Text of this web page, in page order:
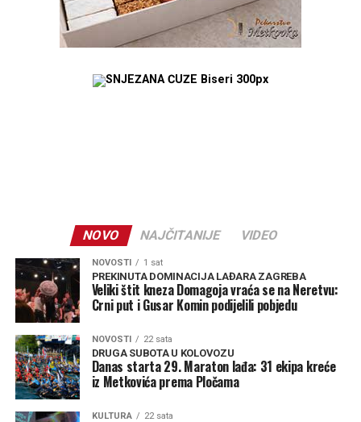
NOVO NAJČITANIJE VIDEO
NOVOSTI 1 sat
PREKINUTA DOMINACIJA LAĐARA ZAGREBA
Veliki štit kneza Domagoja vraća se na Neretvu:
Crni put i Gusar Komin podijelili pobjedu
NOVOSTI 22 sata
DRUGA SUBOTA U KOLOVOZU
Danas starta 29. Maraton lađa: 31 ekipa kreće
iz Metkovića prema Pločama
KULTURA 22 sata